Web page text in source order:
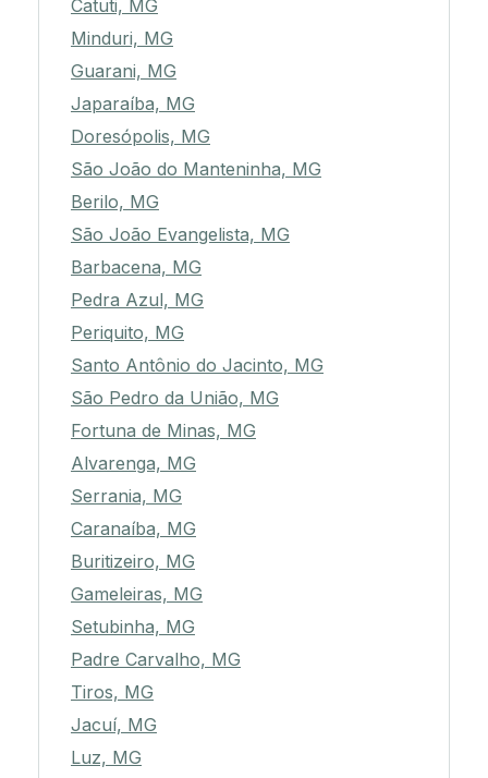
Catuti, MG
Minduri, MG
Guarani, MG
Japaraíba, MG
Doresópolis, MG
São João do Manteninha, MG
Berilo, MG
São João Evangelista, MG
Barbacena, MG
Pedra Azul, MG
Periquito, MG
Santo Antônio do Jacinto, MG
São Pedro da União, MG
Fortuna de Minas, MG
Alvarenga, MG
Serrania, MG
Caranaíba, MG
Buritizeiro, MG
Gameleiras, MG
Setubinha, MG
Padre Carvalho, MG
Tiros, MG
Jacuí, MG
Luz, MG